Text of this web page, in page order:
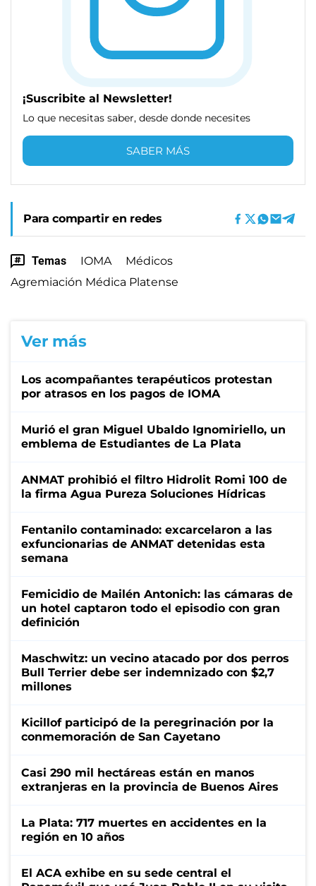
¡Suscribite al Newsletter!
Lo que necesitas saber, desde donde necesites
SABER MÁS
Para compartir en redes
Temas IOMA
Médicos
Agremiación Médica Platense
Ver más
Los acompañantes terapéuticos protestan
por atrasos en los pagos de IOMA
Murió el gran Miguel Ubaldo Ignomiriello, un
emblema de Estudiantes de La Plata
ANMAT prohibió el filtro Hidrolit Romi 100 de
la firma Agua Pureza Soluciones Hídricas
Fentanilo contaminado: excarcelaron a las
exfuncionarias de ANMAT detenidas esta
semana
Femicidio de Mailén Antonich: las cámaras de
un hotel captaron todo el episodio con gran
definición
Maschwitz: un vecino atacado por dos perros
Bull Terrier debe ser indemnizado con $2,7
millones
Kicillof participó de la peregrinación por la
conmemoración de San Cayetano
Casi 290 mil hectáreas están en manos
extranjeras en la provincia de Buenos Aires
La Plata: 717 muertes en accidentes en la
región en 10 años
El ACA exhibe en su sede central el